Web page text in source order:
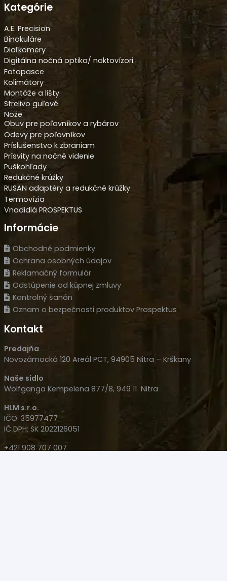
Kategórie
A.E. Precision
Binokuláre
Diaľkomery
Digitálna nočná optika/ noktovízori
Fotopasce
Kolimátory
Montáže a lišty
Strelivo guľové
Nože
Obuv pre poľovníkov a rybárov
Odevy pre poľovníkov
Príslušenstvo k zbraniam
Prísvity na nočné videnie
Puškohľady
Redukčné krúžky
RUSAN adaptéry a redukčné krúžky
Termovízia
Vnadidlá PROSPEKTUS
Informácie
Obchodné podmienky
Ochrana osobných údajov
Reklamačný formulár
Odstúpenie od kúpnej zmluvy
Kontrolný šanón
Oznam o bezpečnosti produktov Prospektus
Kontakt
Predajňa
Novozámocká 120 Areál PCT, 94905 Nitra – Krškany
Naše sídlo
Wolfganga Kempelena 877/8, 949 11 Nitra
HLM s.r.o.
IČO: 35977477
IČ DPH: SK 2022126051
+421 908 707 007